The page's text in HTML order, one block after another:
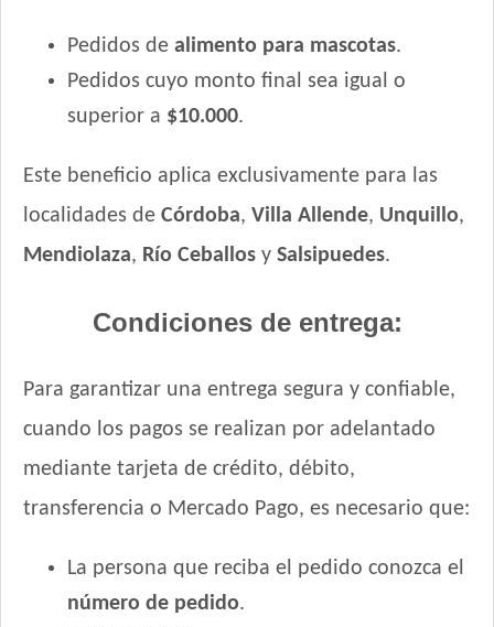
Pedidos de alimento para mascotas.
Pedidos cuyo monto final sea igual o
superior a $10.000.
Este beneficio aplica exclusivamente para las
localidades de Córdoba, Villa Allende, Unquillo,
Mendiolaza, Río Ceballos y Salsipuedes.
Condiciones de entrega:
Para garantizar una entrega segura y confiable,
cuando los pagos se realizan por adelantado
mediante tarjeta de crédito, débito,
transferencia o Mercado Pago, es necesario que:
La persona que reciba el pedido conozca el
número de pedido.